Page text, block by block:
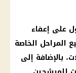
على إعفاء
المراحل الخاصة
بالإضافة إلى